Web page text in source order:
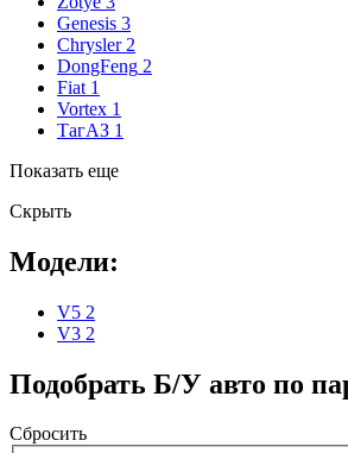
Genesis 3
Chrysler 2
DongFeng 2
Fiat 1
Vortex 1
ТагАЗ 1
Показать еще
Скрыть
Модели:
V5 2
V3 2
Подобрать Б/У авто по
Сбросить